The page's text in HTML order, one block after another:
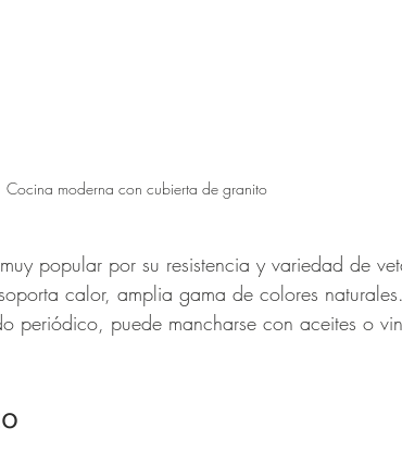
Cocina moderna con cubierta de granito
popular por su resistencia y variedad de
calor, amplia gama de colores naturales.
periódico, puede mancharse con aceites o